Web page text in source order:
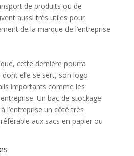
de produits ou de
aussi très utiles pour
de la marque de l’entreprise
cette dernière pourra
elle se sert, son logo
importants comme les
Un bac de stockage
l’entreprise un côté très
aux sacs en papier ou